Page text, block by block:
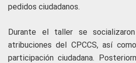
pedidos ciudadanos.
Durante el taller se
atribuciones del CPCCS, así
participación ciudadana.